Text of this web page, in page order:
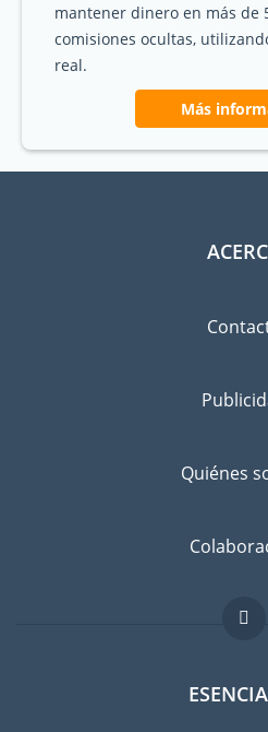
mantener dinero en más de
comisiones ocultas,
real.
Más
Quiénes